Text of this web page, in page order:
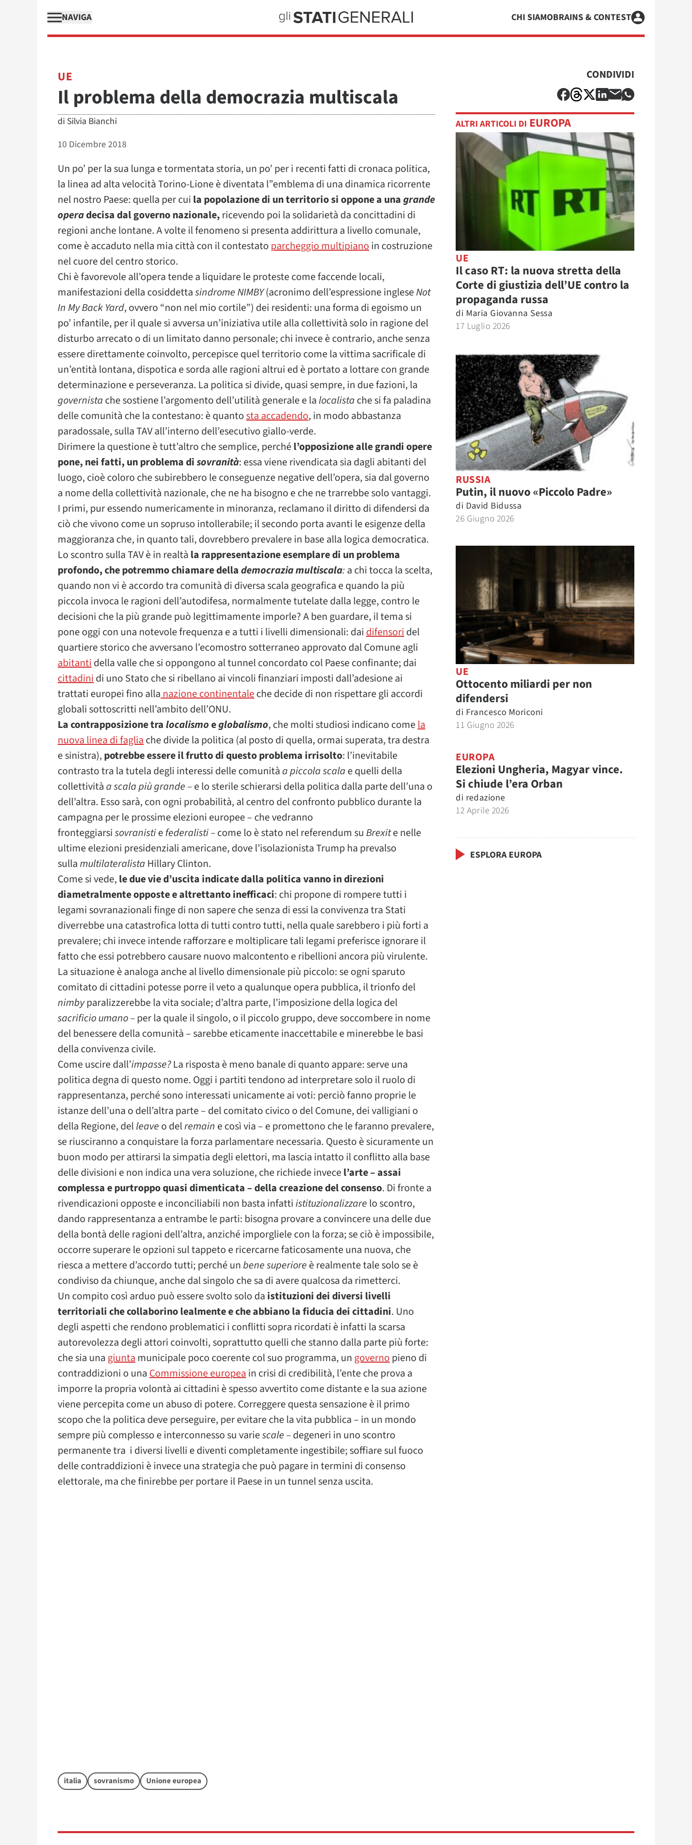
NAVIGA CHI SIAMOBRAINS & CONTEST
UE
Il problema della democrazia multiscala
di Silvia Bianchi
10 Dicembre 2018
Un po’ per la sua lunga e tormentata storia, un po’ per i recenti fatti di cronaca politica,
la linea ad alta velocità Torino-Lione è diventata l”emblema di una dinamica ricorrente
nel nostro Paese: quella per cui la popolazione di un territorio si oppone a unagrande
operadecisa dal governo nazionale, ricevendo poi la solidarietà da concittadini di
regioni anche lontane. A volte il fenomeno si presenta addirittura a livello comunale,
come è accaduto nella mia città con il contestato parcheggio multipianoin costruzione
nel cuore del centro storico.
Chi è favorevole all’opera tende a liquidare le proteste come faccende locali,
manifestazioni della cosiddettasindrome NIMBY(acronimo dell’espressione ingleseNot
In My Back Yard, ovvero “non nel mio cortile”) dei residenti: una forma di egoismo un
po’ infantile, per il quale si avversa un’iniziativa utile alla collettività solo in ragione del
disturbo arrecato o di un limitato danno personale; chi invece è contrario, anche senza
essere direttamente coinvolto, percepisce quel territorio come la vittima sacrificale di
un’entità lontana, dispotica e sorda alle ragioni altrui ed è portato a lottare con grande
determinazione e perseveranza. La politica si divide, quasi sempre, in due fazioni, la
governista che sostiene l’argomento dell’utilità generale e la localista che si fa paladina
delle comunità che la contestano: è quantosta accadendo, in modo abbastanza
paradossale, sulla TAV all’interno dell’esecutivo giallo-verde.
Dirimere la questione è tutt’altro che semplice, perchél’opposizione alle grandi opere
pone, nei fatti, un problema disovranità: essa viene rivendicata sia dagli abitanti del
luogo, cioè coloro che subirebbero le conseguenze negative dell’opera, sia dal governo
a nome della collettività nazionale, che ne ha bisogno e che ne trarrebbe solo vantaggi.
I primi, pur essendo numericamente in minoranza, reclamano il diritto di difendersi da
ciò che vivono come un sopruso intollerabile; il secondo porta avanti le esigenze della
maggioranza che, in quanto tali, dovrebbero prevalere in base alla logica democratica.
Lo scontro sulla TAV è in realtà la rappresentazione esemplare di un problema
profondo, che potremmo chiamare dellademocrazia multiscala: a chi tocca la scelta,
quando non vi è accordo tra comunità di diversa scala geografica e quando la più
piccola invoca le ragioni dell’autodifesa, normalmente tutelate dalla legge, contro le
decisioni che la più grande può legittimamente imporle? A ben guardare, il tema si
pone oggi con una notevole frequenza e a tutti i livelli dimensionali: daidifensoridel
quartiere storico che avversano l’ecomostro sotterraneo approvato dal Comune agli
abitantidella valle che si oppongono al tunnel concordato col Paese confinante; dai
cittadinidi uno Stato che si ribellano ai vincoli finanziari imposti dall’adesione ai
trattati europei fino allanazione continentaleche decide di non rispettare gli accordi
globali sottoscritti nell’ambito dell’ONU.
La contrapposizione tralocalismoeglobalismo, che molti studiosi indicano comela
nuova linea di fagliache divide la politica (al posto di quella, ormai superata, tra destra
e sinistra), potrebbe essere il frutto di questo problema irrisolto: l’inevitabile
contrasto tra la tutela degli interessi delle comunitàa piccola scala e quelli della
collettivitàa scala più grande –e lo sterile schierarsi della politica dalla parte dell’una o
dell’altra. Esso sarà, con ogni probabilità, al centro del confronto pubblico durante la
campagna per le prossime elezioni europee – che vedranno
fronteggiarsisovranistiefederalisti –come lo è stato nel referendum suBrexite nelle
ultime elezioni presidenziali americane, dove l’isolazionista Trump ha prevalso
sullamultilateralista Hillary Clinton.
Come si vede, le due vie d’uscita indicate dalla politica vanno in direzioni
diametralmente opposte e altrettanto inefficaci: chi propone di rompere tutti i
legami sovranazionali finge di non sapere che senza di essi la convivenza tra Stati
diverrebbe una catastrofica lotta di tutti contro tutti, nella quale sarebbero i più forti a
prevalere; chi invece intende rafforzare e moltiplicare tali legami preferisce ignorare il
fatto che essi potrebbero causare nuovo malcontento e ribellioni ancora più virulente.
La situazione è analoga anche al livello dimensionale più piccolo: se ogni sparuto
comitato di cittadini potesse porre il veto a qualunque opera pubblica, il trionfo del
nimbyparalizzerebbe la vita sociale; d’altra parte, l’imposizione della logica del
sacrificio umano –per la quale il singolo, o il piccolo gruppo, deve soccombere in nome
del benessere della comunità – sarebbe eticamente inaccettabile e minerebbe le basi
della convivenza civile.
Come uscire dall’impasse?La risposta è meno banale di quanto appare: serve una
politica degna di questo nome. Oggi i partiti tendono ad interpretare solo il ruolo di
rappresentanza, perché sono interessati unicamente ai voti: perciò fanno proprie le
istanze dell’una o dell’altra parte – del comitato civico o del Comune, dei valligiani o
della Regione, delleave o delremain e così via – e promettono che le faranno prevalere,
se riusciranno a conquistare la forza parlamentare necessaria. Questo è sicuramente un
buon modo per attirarsi la simpatia degli elettori, ma lascia intatto il conflitto alla base
delle divisioni e non indica una vera soluzione, che richiede invecel’arte – assai
complessa e purtroppo quasi dimenticata – della creazione del consenso. Di fronte a
rivendicazioni opposte e inconciliabili non basta infattiistituzionalizzare lo scontro,
dando rappresentanza a entrambe le parti: bisogna provare a convincere una delle due
della bontà delle ragioni dell’altra, anziché imporgliele con la forza; se ciò è impossibile,
occorre superare le opzioni sul tappeto e ricercarne faticosamente una nuova, che
riesca a mettere d’accordo tutti; perché unbene superiore è realmente tale solo se è
condiviso da chiunque, anche dal singolo che sa di avere qualcosa da rimetterci.
Un compito così arduo può essere svolto solo da istituzioni dei diversi livelli
territoriali che collaborino lealmente e che abbiano la fiducia dei cittadini. Uno
degli aspetti che rendono problematici i conflitti sopra ricordati è infatti la scarsa
autorevolezza degli attori coinvolti, soprattutto quelli che stanno dalla parte più forte:
che sia una giuntamunicipale poco coerente col suo programma, un governopieno di
contraddizioni o unaCommissione europeain crisi di credibilità, l’ente che prova a
imporre la propria volontà ai cittadini è spesso avvertito come distante e la sua azione
viene percepita come un abuso di potere. Correggere questa sensazione è il primo
scopo che la politica deve perseguire, per evitare che la vita pubblica – in un mondo
sempre più complesso e interconnesso su variescale –degeneri in uno scontro
permanente tra i diversi livelli e diventi completamente ingestibile; soffiare sul fuoco
delle contraddizioni è invece una strategia che può pagare in termini di consenso
elettorale, ma che finirebbe per portare il Paese in un tunnel senza uscita.
italia sovranismo Unione europea
CONDIVIDI
ALTRI ARTICOLI DI EUROPA
UE
Il caso RT: la nuova stretta della
Corte di giustizia dell’UE contro la
propaganda russa
di Maria Giovanna Sessa
17 Luglio 2026
RUSSIA
Putin, il nuovo «Piccolo Padre»
di David Bidussa
26 Giugno 2026
UE
Ottocento miliardi per non
difendersi
di Francesco Moriconi
11 Giugno 2026
EUROPA
Elezioni Ungheria, Magyar vince.
Si chiude l’era Orban
di redazione
12 Aprile 2026
ESPLORA EUROPA